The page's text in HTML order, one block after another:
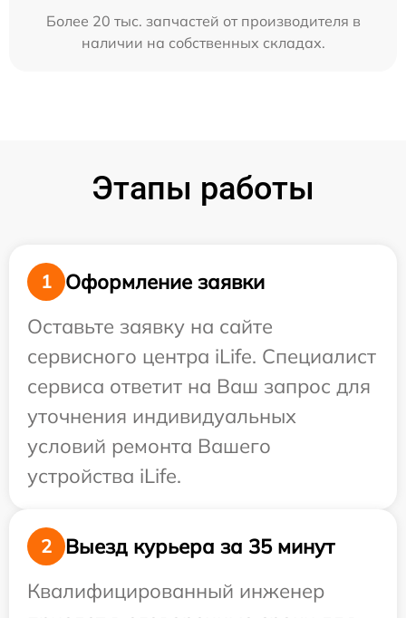
Более 20 тыс. запчастей от производителя в
наличии на собственных складах.
Этапы работы
1
Оформление заявки
Оставьте заявку на сайте
сервисного центра iLife. Специалист
сервиса ответит на Ваш запрос для
уточнения индивидуальных
условий ремонта Вашего
устройства iLife.
2
Выезд курьера за 35 минут
Квалифицированный инженер